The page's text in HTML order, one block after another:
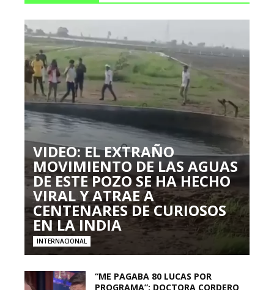
VIDEO: EL EXTRAÑO
MOVIMIENTO DE LAS AGUAS
DE ESTE POZO SE HA HECHO
VIRAL Y ATRAE A
CENTENARES DE CURIOSOS
EN LA INDIA
INTERNACIONAL
“ME PAGABA 80 LUCAS POR
PROGRAMA”: DOCTORA CORDERO